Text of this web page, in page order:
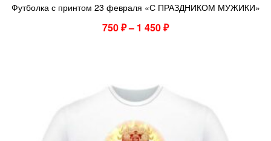
Футболка с принтом 23 февраля «С ПРАЗДНИКОМ МУЖИКИ»
750₽– 1 450₽